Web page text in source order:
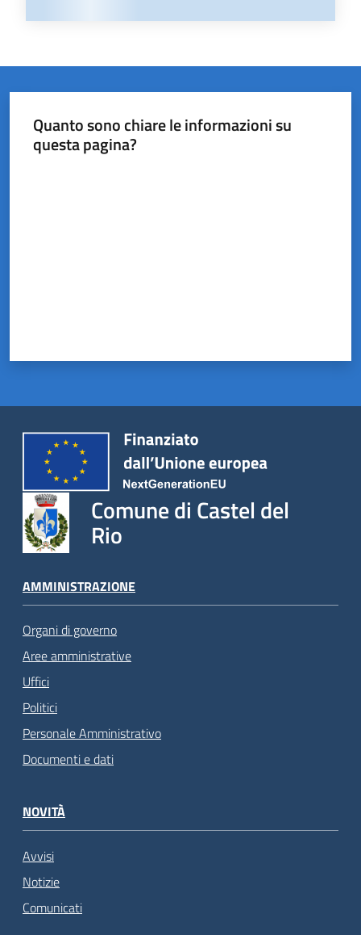
Quanto sono chiare le informazioni su
questa pagina?
Comune di Castel del
Rio
AMMINISTRAZIONE
Organi di governo
Aree amministrative
Uffici
Politici
Personale Amministrativo
Documenti e dati
NOVITÀ
Avvisi
Notizie
Comunicati